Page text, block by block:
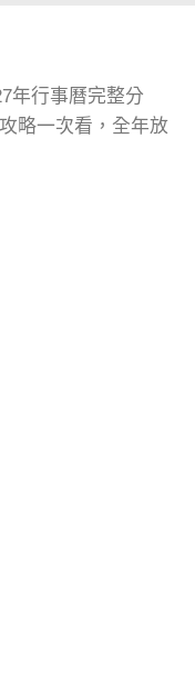
年行事曆完整分
略一次看，全年放